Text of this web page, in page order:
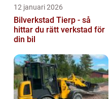
12 januari 2026
Bilverkstad Tierp - så
hittar du rätt verkstad för
din bil